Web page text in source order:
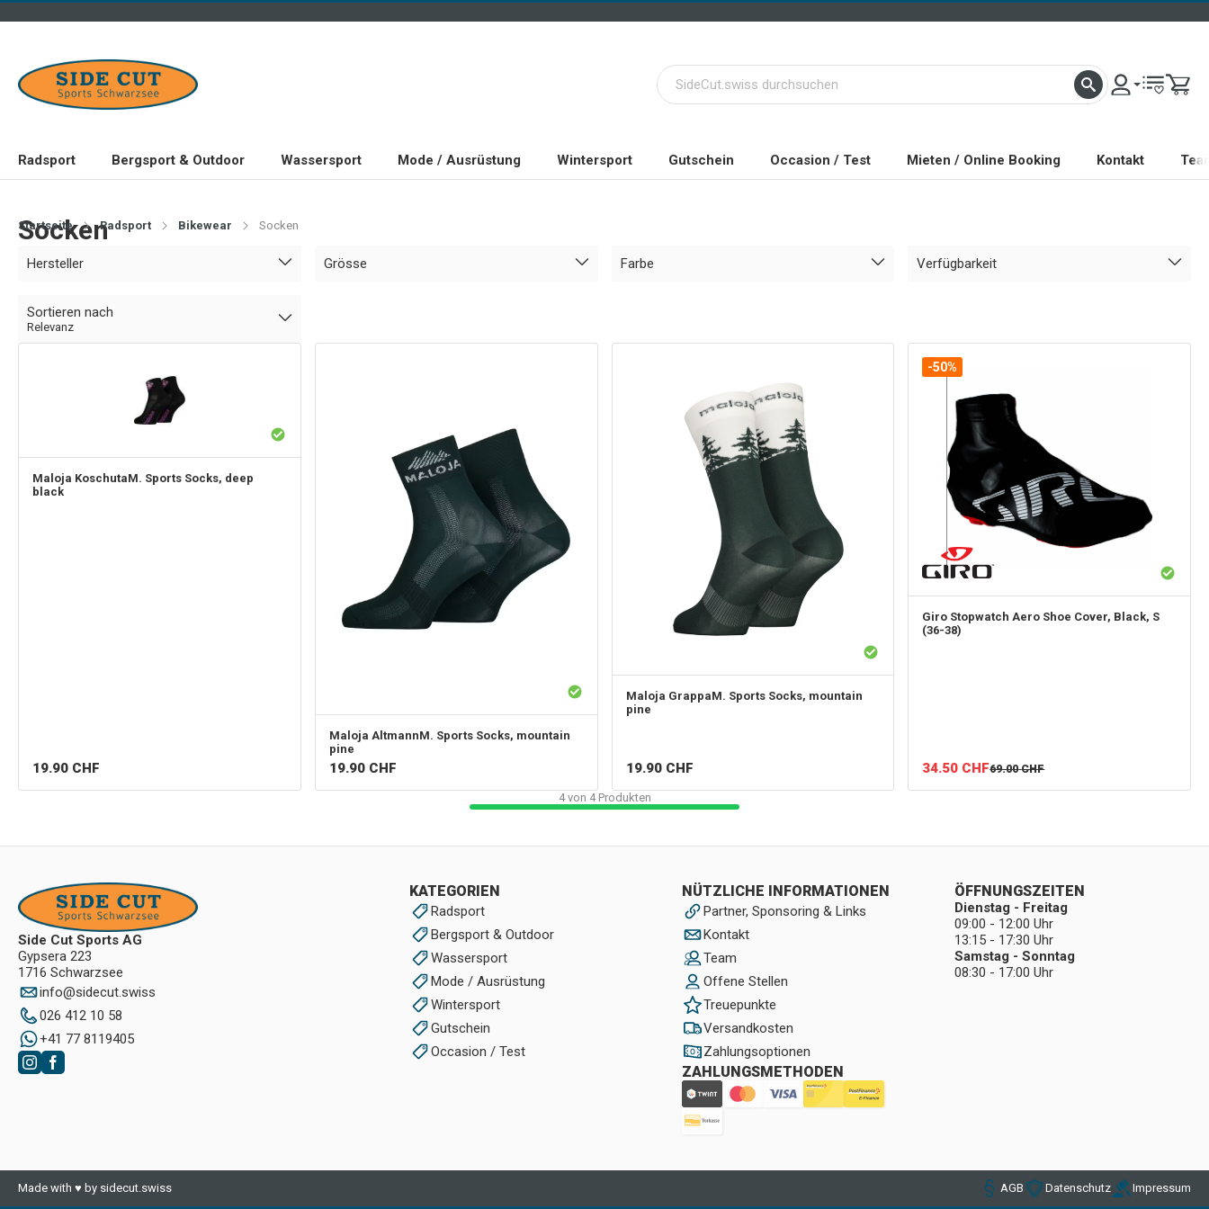
Radsport Bergsport & Outdoor Wassersport Mode / Ausrüstung Wintersport Gutschein Occasion / Test Mieten / Online Booking Kontakt
Startseite Radsport Bikewear Socken
Socken
Hersteller Grösse Farbe Verfügbarkeit
Sortieren nach
Relevanz
Maloja KoschutaM. Sports Socks, deep
black
19.90 CHF
Maloja AltmannM. Sports Socks, mountain
pine
19.90 CHF
Maloja GrappaM. Sports Socks, mountain
pine
19.90 CHF
-50%
Giro Stopwatch Aero Shoe Cover, Black, S
(36-38)
34.50 CHF69.00 CHF
4von 4Produkten
Side Cut Sports AG
Gypsera 223
1716 Schwarzsee
info@sidecut.swiss
026 412 10 58
+41 77 8119405
KATEGORIEN
Radsport
Bergsport & Outdoor
Wassersport
Mode / Ausrüstung
Wintersport
Gutschein
Occasion / Test
NÜTZLICHE INFORMATIONEN
Partner, Sponsoring & Links
Kontakt
Team
Offene Stellen
Treuepunkte
Versandkosten
Zahlungsoptionen
ZAHLUNGSMETHODEN
ÖFFNUNGSZEITEN
Dienstag - Freitag
09:00 - 12:00 Uhr
13:15 - 17:30 Uhr
Samstag - Sonntag
08:30 - 17:00 Uhr
Made with ♥ by sidecut.swiss AGB Datenschutz Impressum